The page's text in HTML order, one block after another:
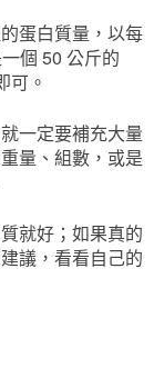
蛋白質量，以每
個 50 公斤的
可。
一定要補充大量
量、組數，或是
就好；如果真的
議，看看自己的